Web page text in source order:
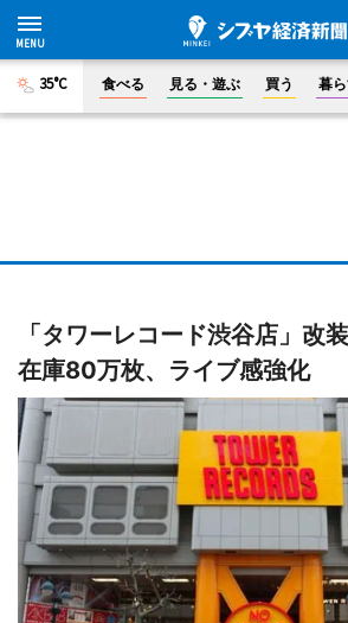
35°C 食べる 見る・遊ぶ 買う 暮
「タワーレコード渋谷店」改
在庫80万枚、ライブ感強化